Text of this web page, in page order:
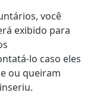
você
exibido para
lo caso eles
ou queiram